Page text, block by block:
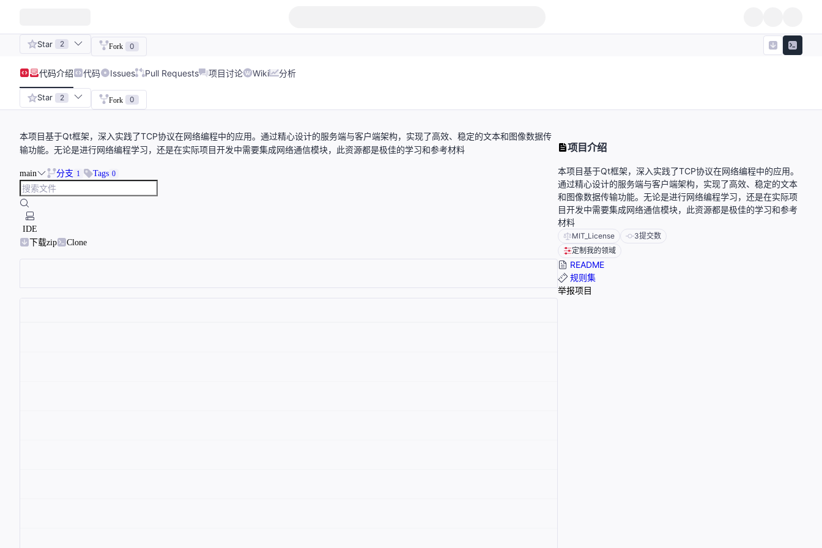
Star 2 Fork 0
代码介绍 代码 Issues Pull Requests 项目讨论 Wiki 分析
Star 2 Fork 0
本项目基于Qt框架，深入实践了TCP协议在网络编程中的应用。通过精心设计的服务端与客户端架构，实现了高效、稳定的文本和图像数据传
输功能。无论是进行网络编程学习，还是在实际项目开发中需要集成网络通信模块，此资源都是极佳的学习和参考材料
main 分支 1 Tags 0
IDE
下载zip
Clone
项目介绍
本项目基于Qt框架，深入实践了TCP协议在网络编程中的应用。
通过精心设计的服务端与客户端架构，实现了高效、稳定的文本
和图像数据传输功能。无论是进行网络编程学习，还是在实际项
目开发中需要集成网络通信模块，此资源都是极佳的学习和参考
材料
MIT_License 3提交数
定制我的领域
README
规则集
举报项目